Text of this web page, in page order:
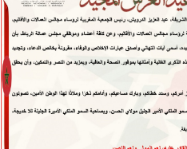
مختبرية آلية بالكامل في إفريقيا،
(قبل، أثناء، وما بعد التحليل)، وذلك
المناعة وأمراض الدم. كما يحتضن
المغرب، يضمن تتبعا دقيقا ونتائج